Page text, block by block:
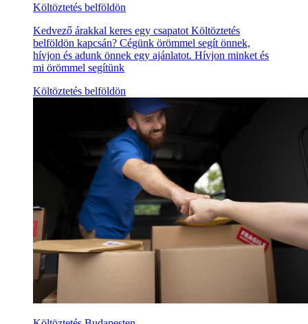
Költöztetés belföldön
Kedvező árakkal keres egy csapatot Költöztetés
belföldön kapcsán? Cégünk örömmel segít önnek,
hívjon és adunk önnek egy ajánlatot. Hívjon minket és
mi örömmel segítünk
Költöztetés belföldön